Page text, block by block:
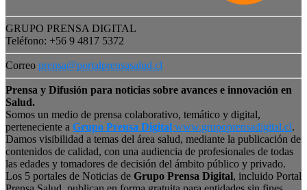
GRUPO PRENSA DIGITAL
Teléfono: +56 9 4817 5372
Correo prensa@portalprensasalud.cl
Prensa y Difusión para noticias sobre avances e innovación en
Salud.
Somos un medio de prensa colaborativo, temático y digital,
perteneciente a Grupo Prensa Digital www.grupoprensadigital.cl.
Damos visibilidad a temas del área salud, mediante la publicación de
contenidos de calidad, con una audiencia de profesionales de todas
las edades y tomadores de decisión del ámbito público y privado.
Los 5 portales de Noticias de Grupo Prensa Digital, incluido Portal